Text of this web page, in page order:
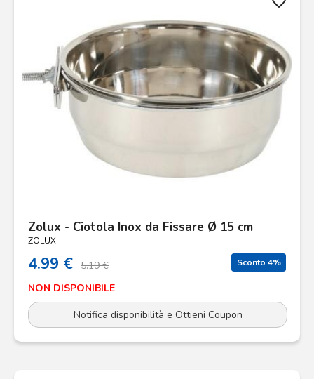
Zolux - Ciotola Inox da Fissare Ø 15 cm
ZOLUX
4.99 € 5.19 € Sconto 4%
NON DISPONIBILE
Notifica disponibilità e Ottieni Coupon